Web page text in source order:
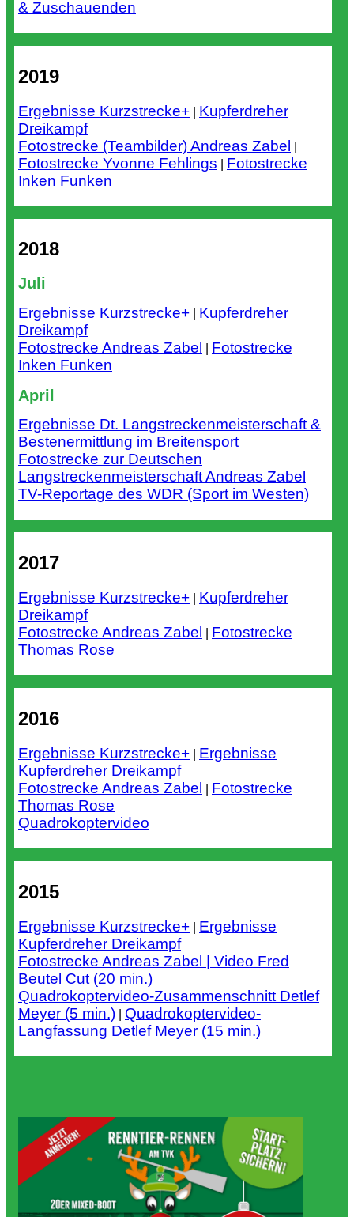
& Zuschauenden
2019
Ergebnisse Kurzstrecke+
Kupferdreher
Dreikampf
Fotostrecke (Teambilder) Andreas Zabel
Fotostrecke Yvonne Fehlings
Fotostrecke
Inken Funken
2018
Juli
Ergebnisse Kurzstrecke+
Kupferdreher
Dreikampf
Fotostrecke Andreas Zabel
Fotostrecke
Inken Funken
April
Ergebnisse Dt. Langstreckenmeisterschaft &
Bestenermittlung im Breitensport
Fotostrecke zur Deutschen
Langstreckenmeisterschaft Andreas Zabel
TV-Reportage des WDR (Sport im Westen)
2017
Ergebnisse Kurzstrecke+
Kupferdreher
Dreikampf
Fotostrecke Andreas Zabel
Fotostrecke
Thomas Rose
2016
Ergebnisse Kurzstrecke+
Ergebnisse
Kupferdreher Dreikampf
Fotostrecke Andreas Zabel
Fotostrecke
Thomas Rose
Quadrokoptervideo
2015
Ergebnisse Kurzstrecke+
Ergebnisse
Kupferdreher Dreikampf
Fotostrecke Andreas Zabel | Video Fred
Beutel Cut (20 min.)
Quadrokoptervideo-Zusammenschnitt Detlef
Meyer (5 min.)
Quadrokoptervideo-
Langfassung Detlef Meyer (15 min.)